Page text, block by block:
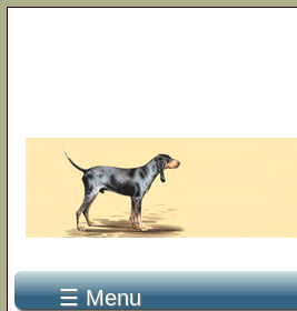
☰ Menu